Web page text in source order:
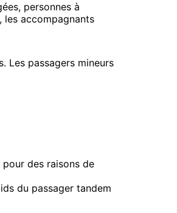
personnes à
les accompagnants
Les passagers mineurs
des raisons de
du passager tandem